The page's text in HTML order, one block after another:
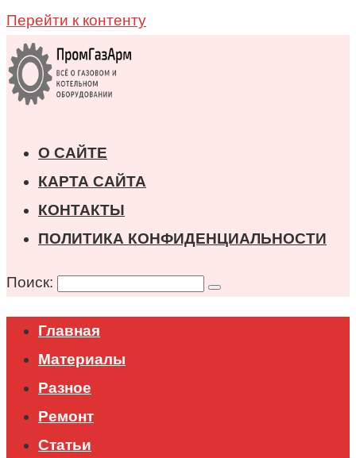
Перейти к контенту
О САЙТЕ
КАРТА САЙТА
КОНТАКТЫ
ПОЛИТИКА КОНФИДЕНЦИАЛЬНОСТИ
Поиск:
Главная
Материалы
Разное
Ремонт
Статьи